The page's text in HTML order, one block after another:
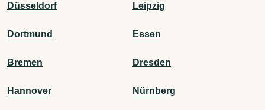
Düsseldorf Leipzig
Dortmund Essen
Bremen Dresden
Hannover Nürnberg